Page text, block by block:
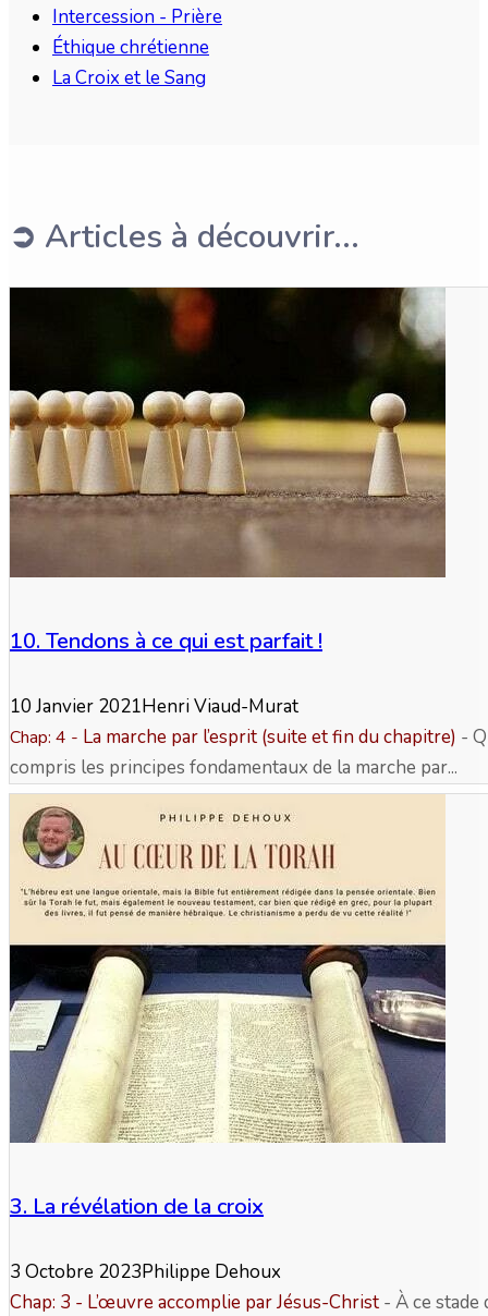
Intercession - Prière
Éthique chrétienne
La Croix et le Sang
➲ Articles à découvrir...
10. Tendons à ce qui est parfait !
10 Janvier 2021Henri Viaud-Murat
Chap: 4 - La marche par l’esprit (suite et fin du chapitre) -
compris les principes fondamentaux de la marche par...
3. La révélation de la croix
3 Octobre 2023Philippe Dehoux
Chap: 3 - L’œuvre accomplie par Jésus-Christ - À ce stade